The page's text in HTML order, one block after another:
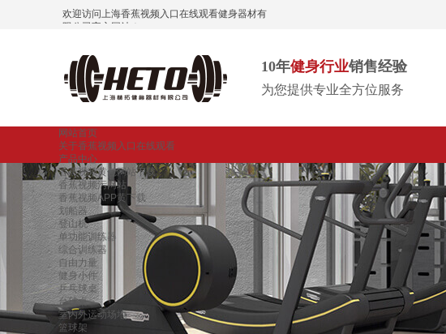
欢迎访问上海香蕉视频入口在线观看健身器材有
限公司官方网站！
10年健身行业销售经验
为您提供专业全方位服务
网站首页
关于香蕉视频入口在线观看
产品中心
香蕉视频黄色网站下载
香蕉视频污网站
香蕉视频APP黄下载
划船器
登山机
单功能训练器
综合训练器
自由力量
健身小件
乒乓球桌
台球桌
室内外运动场地
篮球架